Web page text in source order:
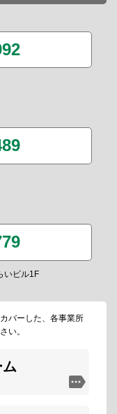
いビル1F
バーした、各事業所
い。